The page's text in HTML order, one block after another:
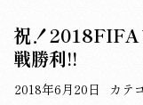
祝！2018FIFA
戦勝利!!
2018年6月20日 カテ